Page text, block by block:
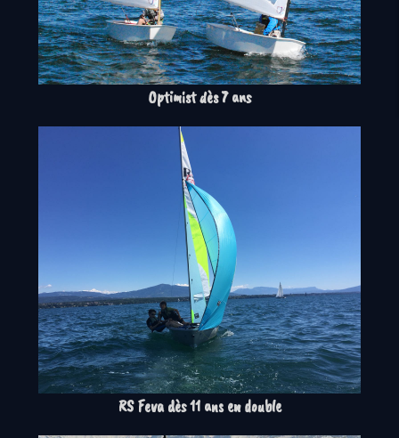
Optimist dès 7 ans
RS Feva dès 11 ans en double